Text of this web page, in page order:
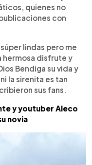
quienes no
con
lindas pero me
hermosa disfrute y
Bendiga su vida y
la sirenita es tan
sus fans.
y youtuber Aleco
novia